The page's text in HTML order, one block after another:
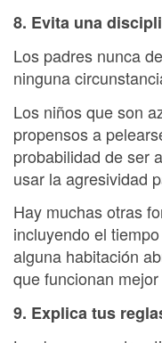
8. Evita una
Los padres nunca
ninguna
Los niños que son
propensos a
probabilidad de ser
usar la agresividad
Hay muchas otras
incluyendo el
alguna habitación
que funcionan
9. Explica tus